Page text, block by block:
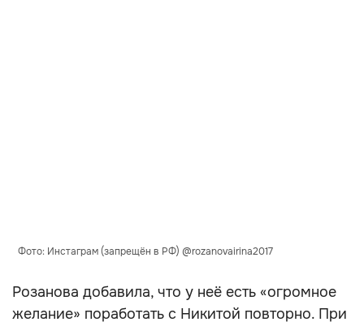
Фото: Инстаграм (запрещён в РФ) @rozanovairina2017
Розанова добавила, что у неё есть «огромное
желание» поработать с Никитой повторно. При